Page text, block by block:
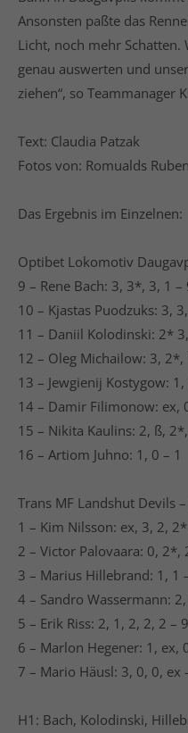
Ansonsten paßte das
Licht, noch mehr Schatten.
genau auswerten und
ziehen“, so Teammanager
Text: Claudia Patzak
Fotos von: Romualds
Das Ergebnis im Einzelnen:
Optibet Lokomotiv
9 – Rene Bach: 3, 3*, 3, 1 –
10 – Kjastas Puodzuks: 3,
11 – Daniil Kolodinski: 2*
12 – Oleg Michailow: 3, 2*,
13 – Jewgienij Kostygow:
14 – Damir Filimonow: ex,
15 – Nikita Kaulins: 2, ß,
16 – Artiom Juhno: 1, 0 – 1
Trans MF Landshut Devils
1 – Kim Nilsson: ex, 3, 2, 2*
2 – Victor Palovaara: 0, 2*,
3 – Marius Hillebrand: 1, 1
4 – Sandro Wassermann:
5 – Erik Riss: 2, 1, 2, 2, 2 – 9
6 – Marlon Hegener: 1, ex,
7 – Mario Häusl: 3, 0, 0, ex
H1: Bach, Kolodinski,